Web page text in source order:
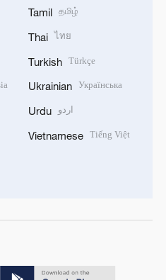
Tamil தமிழ்
Thai ไทย
Turkish Türkçe
Ukrainian Українська
Urdu اردو
Vietnamese Tiếng Việt